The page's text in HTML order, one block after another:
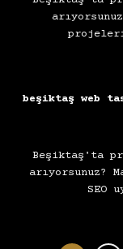
beşiktaş web
Beşiktaş'ta
arıyorsunuz?
SEO